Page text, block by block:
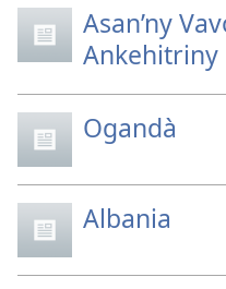
Asan’ny
Ankehitriny
Ogandà
Albania